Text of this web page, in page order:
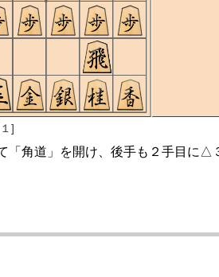
]
「角道」を開け、後手も２手目に△